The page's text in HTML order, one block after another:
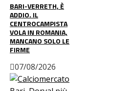
BARI-VERRETH, È
ADDIO. IL
CENTROCAMPISTA
VOLA IN ROMANIA,
MANCANO SOLO LE
FIRME
07/08/2026